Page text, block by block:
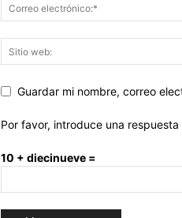
Guardar mi nombre, correo
Por favor, introduce una
10 + diecinueve =